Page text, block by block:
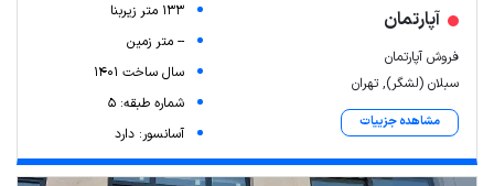
آپارتمان
فروش آپارتمان
سبلان (لشگر), تهران
مشاهده جزییات
133 متر زیربنا
-- متر زمین
سال ساخت 1401
شماره طبقه: 5
آسانسور: دارد